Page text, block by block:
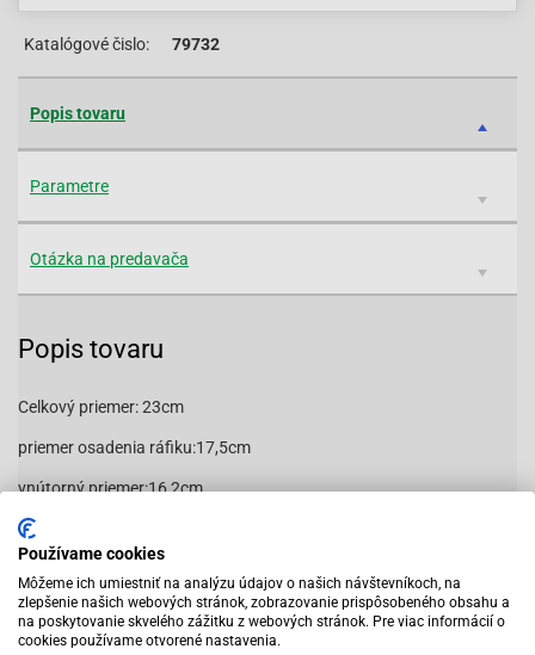
Katalógové čislo: 79732
Popis tovaru
Parametre
Otázka na predavača
Popis tovaru
Celkový priemer: 23cm
priemer osadenia ráfiku:17,5cm
vnútorný priemer:16,2cm
Vybavený servis s odborným vyškoleným personálom
Používame cookies
Môžeme ich umiestniť na analýzu údajov o našich návštevníkoch, na
zlepšenie našich webových stránok, zobrazovanie prispôsobeného obsahu a
na poskytovanie skvelého zážitku z webových stránok. Pre viac informácií o
cookies používame otvorené nastavenia.